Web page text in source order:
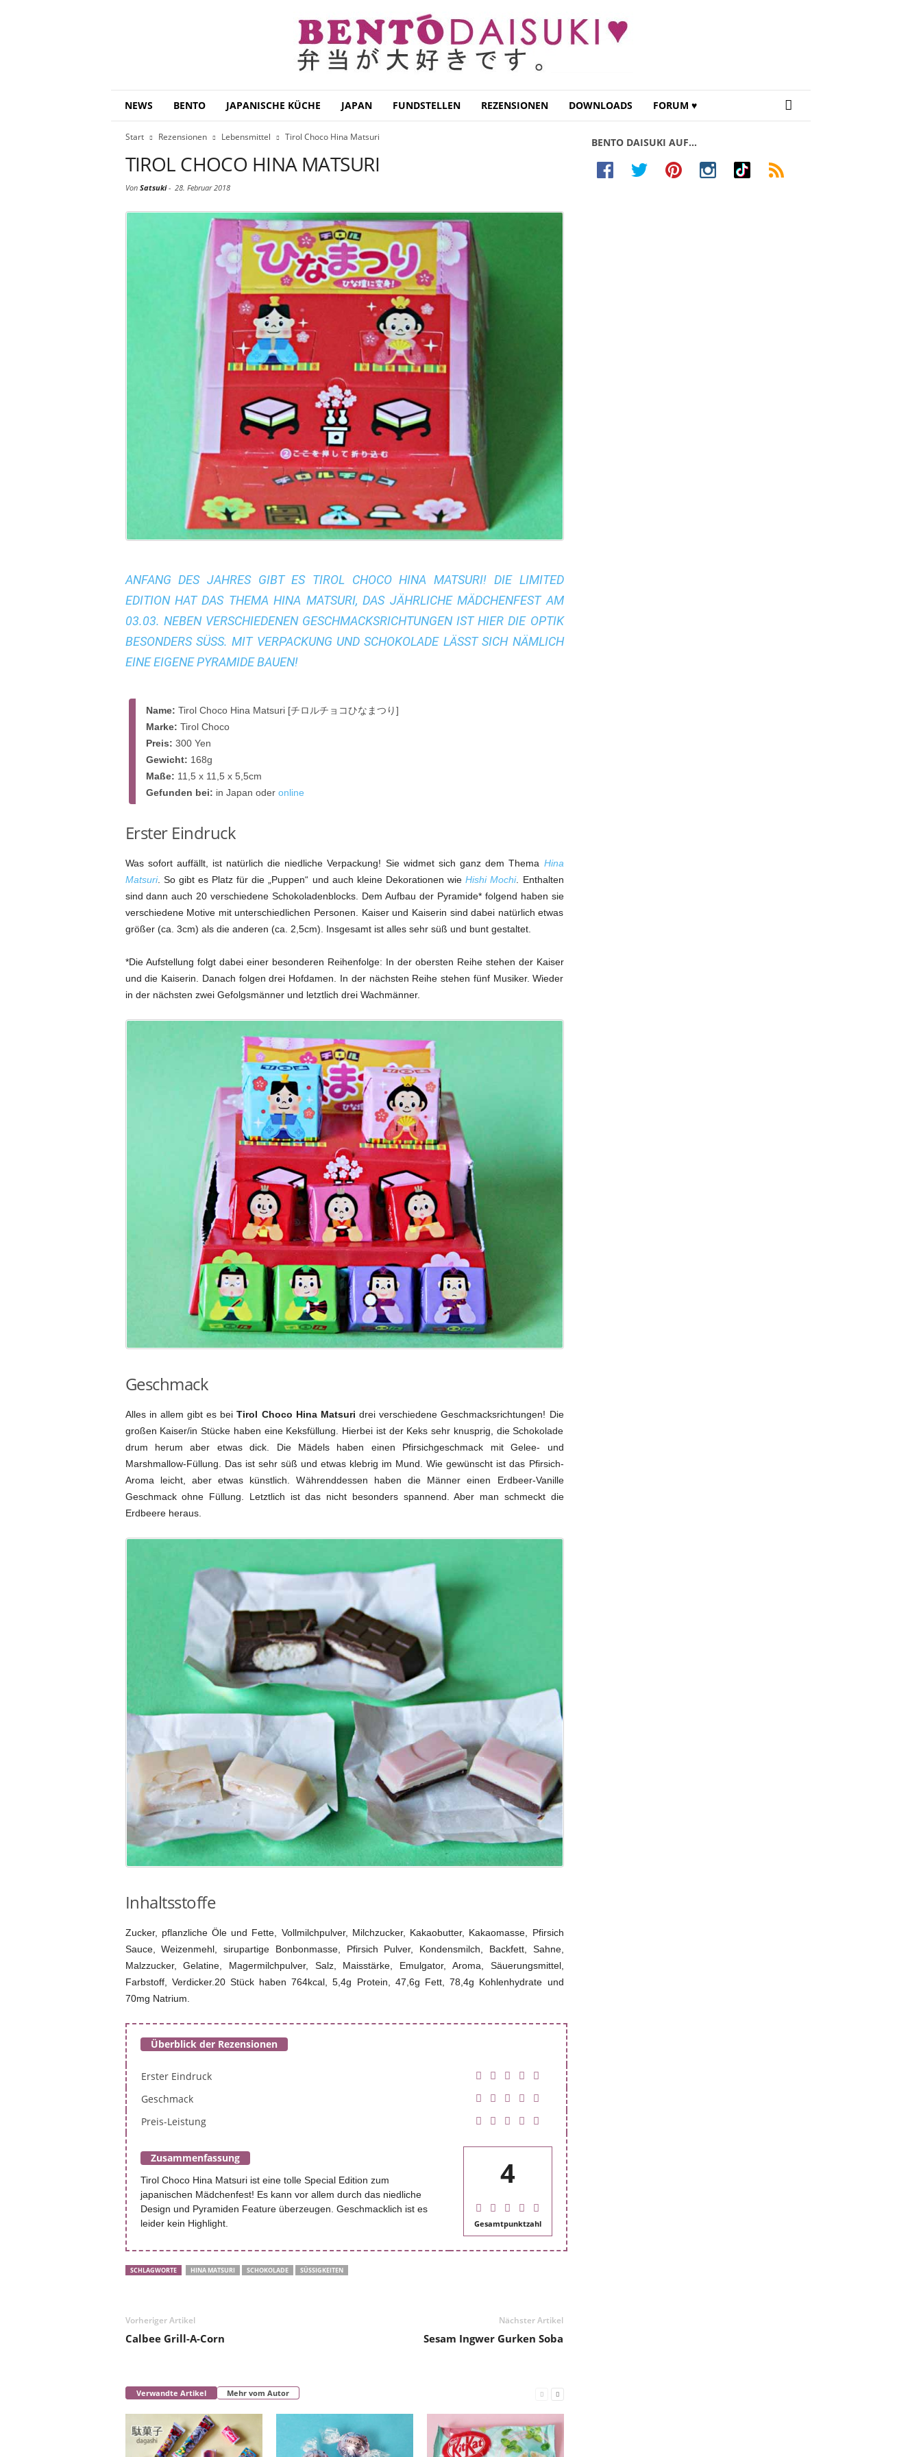
NEWS BENTO JAPANISCHE KÜCHE JAPAN FUNDSTELLEN REZENSIONEN DOWNLOADS FORUM ♥
Start Rezensionen Lebensmittel Tirol Choco Hina Matsuri
TIROL CHOCO HINA MATSURI
Von Satsuki- 28. Februar 2018
ANFANG DES JAHRES GIBT ES TIROL CHOCO HINA MATSURI! DIE LIMITED
EDITION HAT DAS THEMA HINA MATSURI, DAS JÄHRLICHE MÄDCHENFEST AM
03.03. NEBEN VERSCHIEDENEN GESCHMACKSRICHTUNGEN IST HIER DIE OPTIK
BESONDERS SÜSS. MIT VERPACKUNG UND SCHOKOLADE LÄSST SICH NÄMLICH E
INE EIGENE PYRAMIDE BAUEN!
Name: Tirol Choco Hina Matsuri [チロルチョコひなまつり]
Marke: Tirol Choco
Preis: 300 Yen
Gewicht: 168g
Maße: 11,5 x 11,5 x 5,5cm
Gefunden bei: in Japan oder online
Erster Eindruck
Was sofort auffällt, ist natürlich die niedliche Verpackung! Sie widmet sich ganz dem Thema Hina
Matsuri. So gibt es Platz für die „Puppen“ und auch kleine Dekorationen wieHishi Mochi. Enthalten
sind dann auch 20 verschiedene Schokoladenblocks. Dem Aufbau der Pyramide* folgend haben sie
verschiedene Motive mit unterschiedlichen Personen. Kaiser und Kaiserin sind dabei natürlich etwas
größer (ca. 3cm) als die anderen (ca. 2,5cm). Insgesamt ist alles sehr süß und bunt gestaltet.
*Die Aufstellung folgt dabei einer besonderen Reihenfolge: In der obersten Reihe stehen der Kaiser
und die Kaiserin. Danach folgen drei Hofdamen. In der nächsten Reihe stehen fünf Musiker. Wieder
in der nächsten zwei Gefolgsmänner und letztlich drei Wachmänner.
Geschmack
Alles in allem gibt es beiTirol Choco Hina Matsuri drei verschiedene Geschmacksrichtungen! Die
großen Kaiser/in Stücke haben eine Keksfüllung. Hierbei ist der Keks sehr knusprig, die Schokolade
drum herum aber etwas dick. Die Mädels haben einen Pfirsichgeschmack mit Gelee- und
Marshmallow-Füllung. Das ist sehr süß und etwas klebrig im Mund. Wie gewünscht ist das Pfirsich-
Aroma leicht, aber etwas künstlich. Währenddessen haben die Männer einen Erdbeer-Vanille
Geschmack ohne Füllung. Letztlich ist das nicht besonders spannend. Aber man schmeckt die
Erdbeere heraus.
Inhaltsstoffe
Zucker, pflanzliche Öle und Fette, Vollmilchpulver, Milchzucker, Kakaobutter, Kakaomasse, Pfirsich
Sauce, Weizenmehl, sirupartige Bonbonmasse, Pfirsich Pulver, Kondensmilch, Backfett, Sahne,
Malzzucker, Gelatine, Magermilchpulver, Salz, Maisstärke, Emulgator, Aroma, Säuerungsmittel,
Farbstoff, Verdicker.20 Stück haben 764kcal, 5,4g Protein, 47,6g Fett, 78,4g Kohlenhydrate und
70mg Natrium.
Überblick der Rezensionen
Erster Eindruck
Geschmack
Preis-Leistung
Zusammenfassung
Tirol Choco Hina Matsuri ist eine tolle Special Edition zum
japanischen Mädchenfest! Es kann vor allem durch das niedliche
Design und Pyramiden Feature überzeugen. Geschmacklich ist es
leider kein Highlight.
4
Gesamtpunktzahl
SCHLAGWORTE HINA MATSURI SCHOKOLADE SÜSSIGKEITEN
Vorheriger Artikel
Calbee Grill-A-Corn
Nächster Artikel
Sesam Ingwer Gurken Soba
Verwandte Artikel Mehr vom Autor
BENTO DAISUKI AUF…